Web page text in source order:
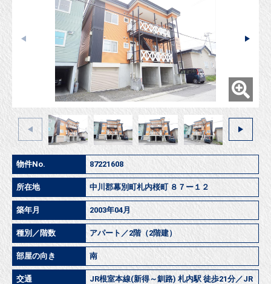
物件No. 87221608
所在地 中川郡幕別町札内桜町 ８７ー１２
築年月 2003年04月
種別／階数 アパート／2階（2階建）
部屋の向き 南
交通
JR根室本線(新得～釧路) 札内駅 徒歩21分／JR